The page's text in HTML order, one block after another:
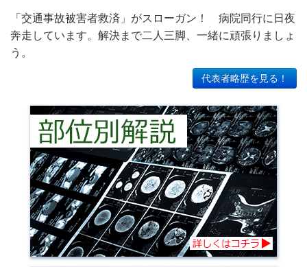
「交通事故被害者救済」がスローガン！ 病院同行に日夜
奔走しています。解決まで二人三脚、一緒に頑張りましょ
う。
代表者略歴を見る！